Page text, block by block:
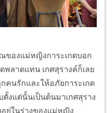
ของแม่หญิงการะเกดบอก
พลาดแทน เกศสุรางค์ก็เลย
คนรักและให้อภัยการะเกด
งแต่นั้นเป็นต้นมาเกศสุราง
ยู่ในร่างของแม่หญิง